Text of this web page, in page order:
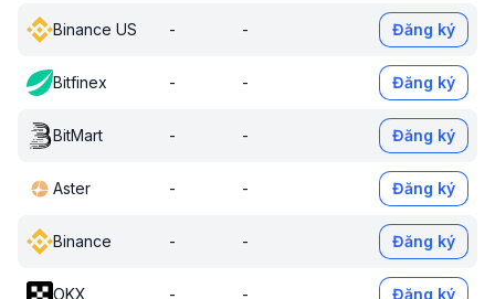
Binance US - - Đăng ký
Bitfinex - - Đăng ký
BitMart - - Đăng ký
Aster - - Đăng ký
Binance - - Đăng ký
OKX - - Đăng ký